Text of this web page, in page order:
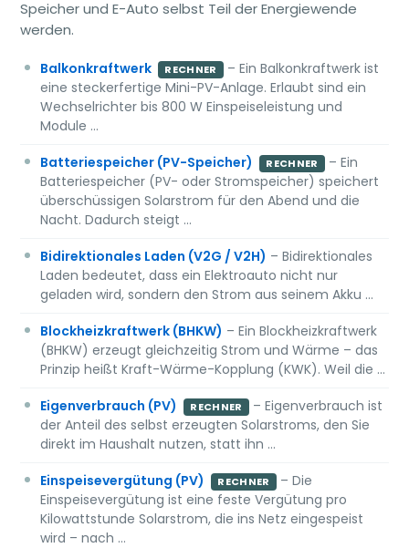
Speicher und E-Auto selbst Teil der Energiewende
werden.
Balkonkraftwerk RECHNER
– Ein Balkonkraftwerk ist
eine steckerfertige Mini-PV-Anlage. Erlaubt sind ein
Wechselrichter bis 800 W Einspeiseleistung und
Module …
Batteriespeicher (PV-Speicher)
RECHNER
– Ein
Batteriespeicher (PV- oder Stromspeicher) speichert
überschüssigen Solarstrom für den Abend und die
Nacht. Dadurch steigt …
Bidirektionales Laden (V2G / V2H) – Bidirektionales
Laden bedeutet, dass ein Elektroauto nicht nur
geladen wird, sondern den Strom aus seinem Akku …
Blockheizkraftwerk (BHKW) – Ein Blockheizkraftwerk
(BHKW) erzeugt gleichzeitig Strom und Wärme – das
Prinzip heißt Kraft-Wärme-Kopplung (KWK). Weil die …
Eigenverbrauch (PV)
RECHNER
– Eigenverbrauch ist
der Anteil des selbst erzeugten Solarstroms, den Sie
direkt im Haushalt nutzen, statt ihn …
Einspeisevergütung (PV)
RECHNER
– Die
Einspeisevergütung ist eine feste Vergütung pro
Kilowattstunde Solarstrom, die ins Netz eingespeist
wird – nach …